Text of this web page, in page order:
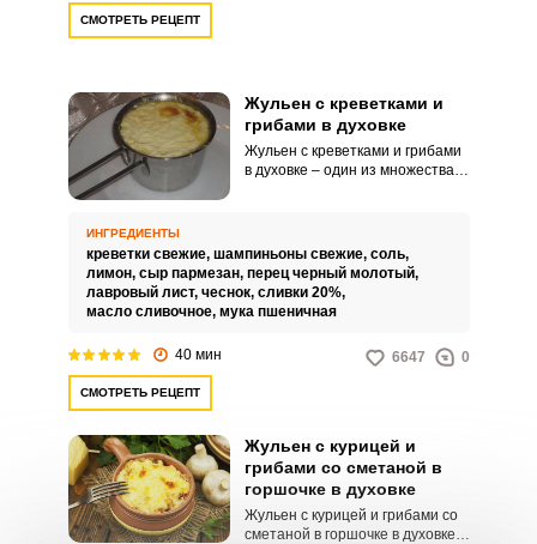
СМОТРЕТЬ РЕЦЕПТ
Жульен с креветками и
грибами в духовке
Жульен с креветками и грибами
в духовке – один из множества
креветок, чеснока и
шампиньонов, жульен
получается невероятно вкусный
и ароматный.
ИНГРЕДИЕНТЫ
креветки свежие, шампиньоны свежие, соль,
лимон, сыр пармезан, перец черный молотый,
лавровый лист, чеснок, сливки 20%,
масло сливочное, мука пшеничная
40 мин 6647 0
СМОТРЕТЬ РЕЦЕПТ
Жульен с курицей и
грибами со сметаной в
горшочке в духовке
Жульен с курицей и грибами со
сметаной в горшочке в духовке